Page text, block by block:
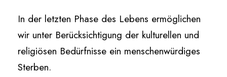
In der letzten Phase des Lebens ermöglichen
wir unter Berücksichtigung der kulturellen und
religiösen Bedürfnisse ein menschenwürdiges
Sterben.